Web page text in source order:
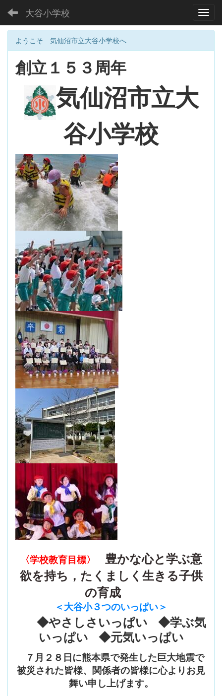
大谷小学校
ようこそ 気仙沼市立大谷小学校へ
創立１５３周年
気仙沼市立大
谷小学校
〈学校教育目標〉
豊かな心と学ぶ意
欲を持ち，たくましく生きる子供
の育成
＜大谷小３つのいっぱい＞
◆やさしさいっぱい ◆学ぶ気
いっぱい ◆元気いっぱい
７月２８日に熊本県で発生した巨大地震で
被災された皆様、関係者の皆様に心よりお見
舞い申し上げます。